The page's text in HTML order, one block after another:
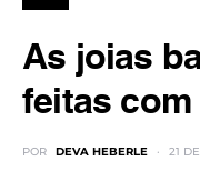
As joias
feitas com
POR DEVA HEBERLE 21